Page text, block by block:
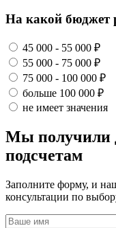
На какой бюджет
45 000 - 55 000 ₽
55 000 - 75 000 ₽
75 000 - 100 000 ₽
больше 100 000 ₽
не имеет значения
Мы получили
подсчетам
Заполните форму, и
консультации по